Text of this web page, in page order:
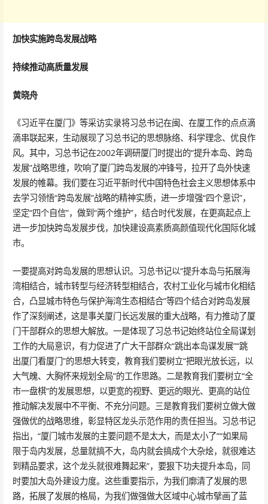
加快实施跨岛发展战略
持续推动高质量发展
黄晓舟
《习近平在厦门》等采访实录将习总书记在闽、在厦工作的点点滴
滴串联起来，生动展现了习总书记的思想脉络、科学理念、优良作
风。其中，习总书记在2002年调研厦门时提出的“提升本岛、跨岛
发展”战略思维，吹响了厦门跨岛发展的冲锋号，拉开了岛外快速
发展的帷幕。我们要在习近平新时代中国特色社会主义思想体系中
去学习领悟“跨岛发展”战略的精神实质，进一步增强“四个意识”，
坚定“四个自信”，做到“两个维护”，结合时代发展，在更高起点上
进一步加快跨岛发展步伐，加快建设高素质高颜值现代化国际化城
市。
一要提高对跨岛发展的思想认识。习总书记以“提升本岛与拓展海
湾相结合，城市转型与经济转型相结合，农村工业化与城市化相结
合，凸显城市特色与保护海湾生态相结合”等四个结合对跨岛发展
作了深刻阐述，这是事关厦门长远发展的重大战略，有力推动了厦
门干部群众的思想大解放。一是体现了习总书记始终站位全局谋划
工作的大局意识，有力促进了广大干部群众“跳出本岛谋发展”“跳
出厦门看厦门”的思想大转变，教育我们要树立“把眼光放长远，以
大气魄、大胸怀来规划全局”的工作思路。二是教育我们要树立“全
市一盘棋”的发展思想，以更宽的视野、更远的眼光、更高的站位
推动解决发展中不平衡、不充分问题。三是教育我们要树立做大做
强做优的战略思维，彰显特区龙头示范作用的责任担当。习总书记
指出，“厦门城市发展的主要问题不是太大，而是太小了”“如果局
限于岛内发展，总量就搞不大，岛内就会搞成个大杂烩，就很难达
到精品要求，这个龙头就很难舞起来”，要狠下功夫提升本岛，同
时要加大岛外建设力度。这些重要指示，为我们廓清了发展的思
路，拓展了发展的格局，为我们做强做大区域中心城市擘画了蓝